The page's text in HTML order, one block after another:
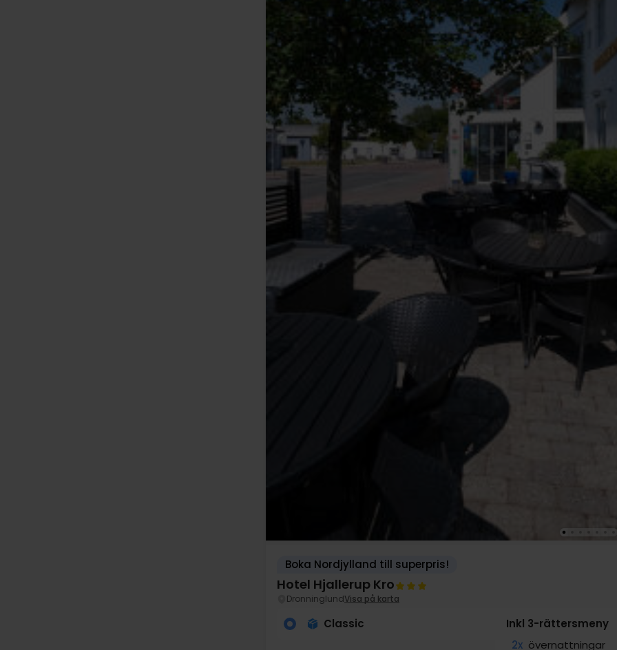
Boka Nordjylland till superpris!
Hotel Hjallerup Kro
DronninglundVisa på karta
Classic
Inkl 3-rättersmeny
2x övernattningar